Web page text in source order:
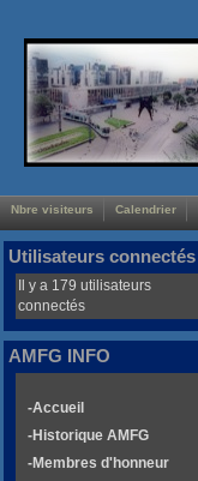
Nbre visiteurs Calendrier
Utilisateurs connectés
Il y a 179 utilisateurs
connectés
AMFG INFO
-Accueil
-Historique AMFG
-Membres d'honneur